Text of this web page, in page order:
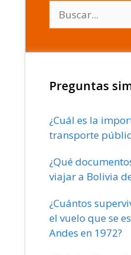
Preguntas
¿Cuál es la
transporte
¿Qué
viajar a Bolivia
¿Cuántos
el vuelo que se
Andes en 1972?